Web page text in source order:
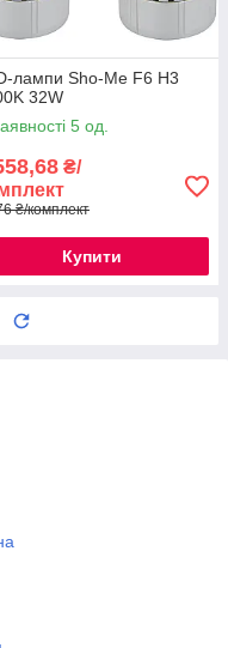
лампи Sho-Me F6 H3
32W
5 од.
₴/
₴/комплект
Купити